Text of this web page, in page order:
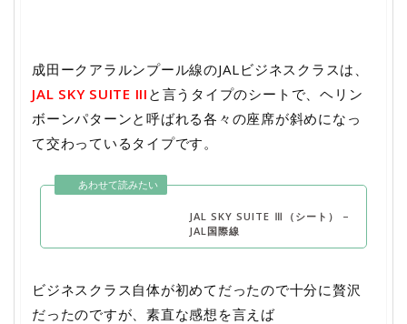
成田ークアラルンプール線のJALビジネスクラスは、
JAL SKY SUITE III と言うタイプのシートで、ヘリン
ボーンパターンと呼ばれる各々の座席が斜めになっ
て交わっているタイプです。
JAL SKY SUITE Ⅲ（シート） –
JAL国際線
ビジネスクラス自体が初めてだったので十分に贅沢
だったのですが、素直な感想を言えば